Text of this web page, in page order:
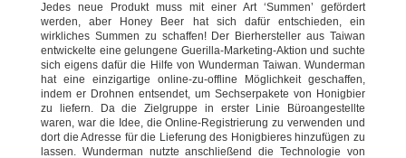
Jedes neue Produkt muss mit einer Art ‘Summen’ gefördert
werden, aber Honey Beer hat sich dafür entschieden, ein
wirkliches Summen zu schaffen! Der Bierhersteller aus Taiwan
entwickelte eine gelungene Guerilla-Marketing-Aktion und suchte
sich eigens dafür die Hilfe von Wunderman Taiwan. Wunderman
hat eine einzigartige online-zu-offline Möglichkeit geschaffen,
indem er Drohnen entsendet, um Sechserpakete von Honigbier
zu liefern. Da die Zielgruppe in erster Linie Büroangestellte
waren, war die Idee, die Online-Registrierung zu verwenden und
dort die Adresse für die Lieferung des Honigbieres hinzufügen zu
lassen. Wunderman nutzte anschließend die Technologie von